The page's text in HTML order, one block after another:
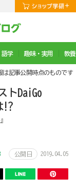
語学 趣味・実用 教
記事公開時点のものです
トDaiGo
!?
公開日 2019.04.05